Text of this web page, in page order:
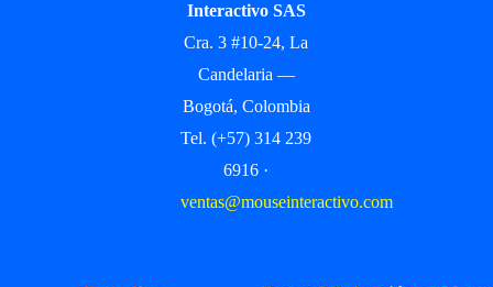
Interactivo SAS
Cra. 3 #10-24, La
Candelaria —
Bogotá, Colombia
Tel. (+57) 314 239
6916 ·
ventas@mouseinteractivo.com